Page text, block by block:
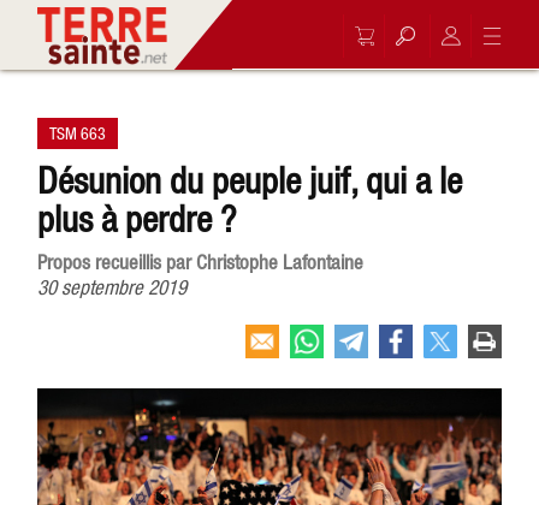
TSM 663
Désunion du peuple juif, qui a le
plus à perdre ?
Propos recueillis par Christophe Lafontaine
30 septembre 2019